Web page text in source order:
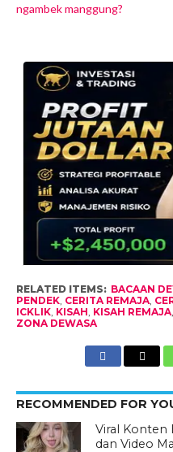
ngambek manggung?
RELATED ITEMS: BACAAN
PENDEK, CERITA REMAJA,
ICKLIK, KISAH, KISAH REMAJA,
ZONA DEWASA
RECOMMENDED FOR
Viral Konten
dan Video